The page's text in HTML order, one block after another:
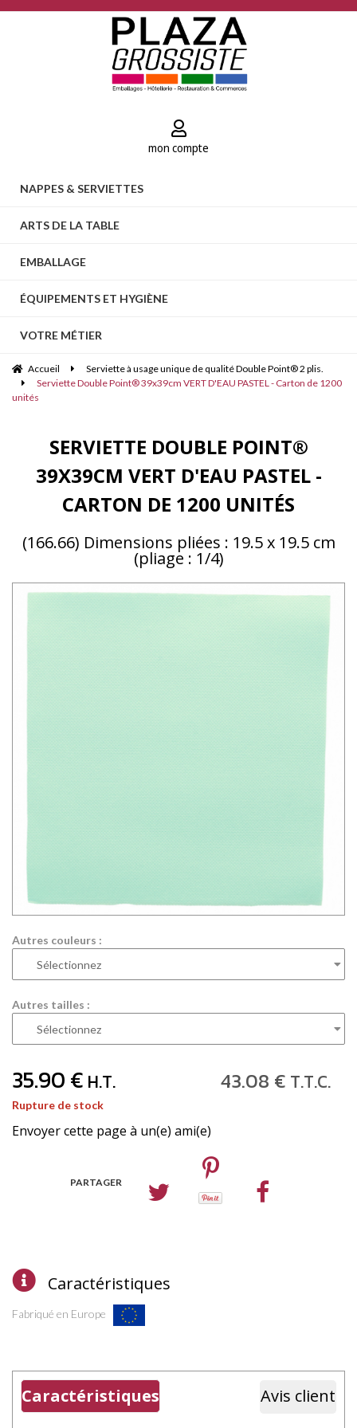
mon compte
NAPPES & SERVIETTES
ARTS DE LA TABLE
EMBALLAGE
ÉQUIPEMENTS ET HYGIÈNE
VOTRE MÉTIER
Accueil
Serviette à usage unique de qualité Double Point® 2 plis.
Serviette Double Point® 39x39cm VERT D'EAU PASTEL - Carton de 1200
unités
SERVIETTE DOUBLE POINT®
39X39CM VERT D'EAU PASTEL -
CARTON DE 1200 UNITÉS
(166.66) Dimensions pliées : 19.5 x 19.5 cm
(pliage : 1/4)
Autres couleurs :
Autres tailles :
35.90€ H.T. 43.08 € T.T.C.
Rupture de stock
Envoyer cette page à un(e) ami(e)
PARTAGER
Caractéristiques
Fabriqué en Europe
Caractéristiques Avis client